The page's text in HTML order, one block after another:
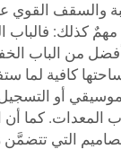
والسقف القوي
كذلك: فالباب
من الباب
كافية لما
أو
المعدات. كما
التي تتضمَّن